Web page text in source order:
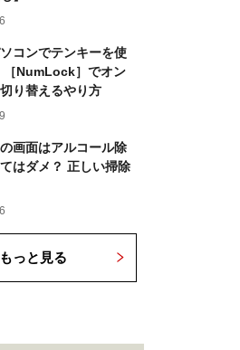
コンでテンキーを使
［NumLock］でオン
り替えるやり方
画面はアルコール除
はダメ？ 正しい掃除
っと見る